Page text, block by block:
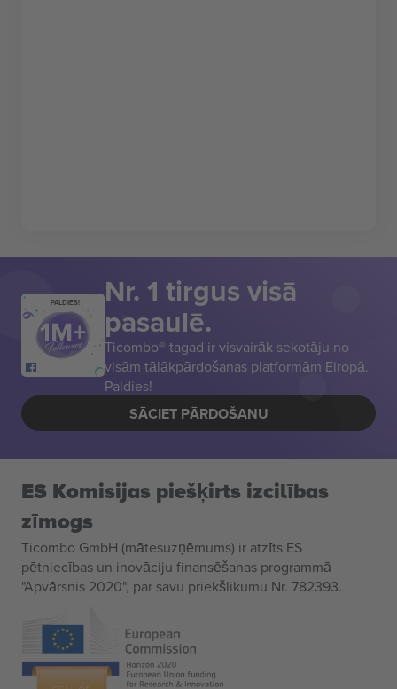
PALDIES! Nr. 1 tirgus visā
pasaulē.
Ticombo® tagad ir visvairāk sekotāju no
visām tālākpārdošanas platformām Eiropā.
Paldies!
SĀCIET PĀRDOŠANU
ES Komisijas piešķirts izcilības
zīmogs
Ticombo GmbH (mātesuzņēmums) ir atzīts ES
pētniecības un inovāciju finansēšanas programmā
"Apvārsnis 2020", par savu priekšlikumu Nr. 782393.